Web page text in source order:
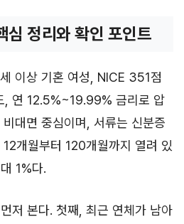
심 정리와 확인 포인트
이상 기혼 여성, NICE 351점
, 연 12.5%~19.99% 금리로 압
대면 중심이며, 서류는 신분증
개월부터 120개월까지 열려 있
1%다.
저 본다. 첫째, 최근 연체가 남아